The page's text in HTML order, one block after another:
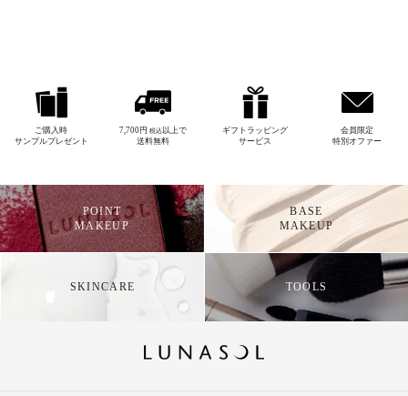
ご購入時
サンプルプレゼント
7,700円 税込以上で
送料無料
ギフトラッピング
サービス
会員限定
特別オファー
POINT
MAKEUP
BASE
MAKEUP
SKINCARE TOOLS